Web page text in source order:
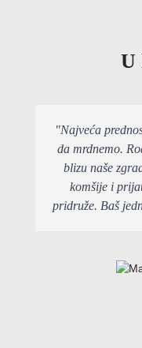
U
"Najveća
da mrdnemo.
blizu naše
komšije i
pridruže. Baš